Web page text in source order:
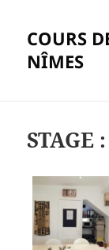
COURS
NÎMES
STAGE